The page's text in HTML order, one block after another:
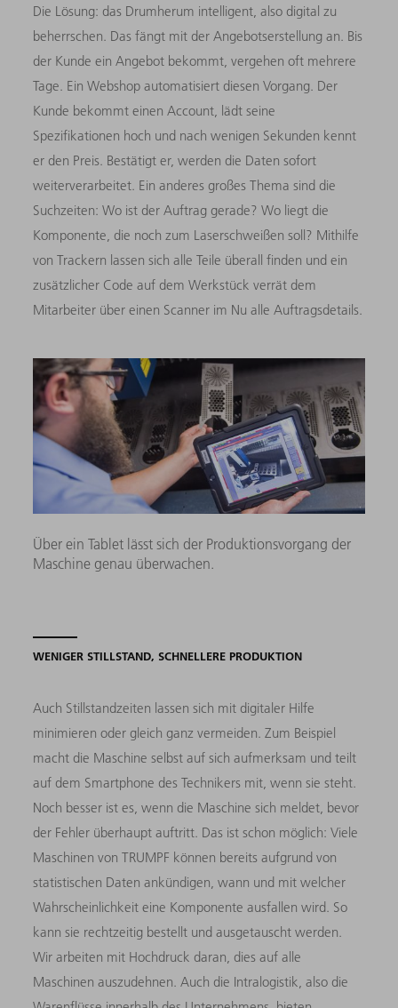
Die Lösung: das Drumherum intelligent, also digital zu
beherrschen. Das fängt mit der Angebotserstellung an. Bis
der Kunde ein Angebot bekommt, vergehen oft mehrere
Tage. Ein Webshop automatisiert diesen Vorgang. Der
Kunde bekommt einen Account, lädt seine
Spezifikationen hoch und nach wenigen Sekunden kennt
er den Preis. Bestätigt er, werden die Daten sofort
weiterverarbeitet. Ein anderes großes Thema sind die
Suchzeiten: Wo ist der Auftrag gerade? Wo liegt die
Komponente, die noch zum Laserschweißen soll? Mithilfe
von Trackern lassen sich alle Teile überall finden und ein
zusätzlicher Code auf dem Werkstück verrät dem
Mitarbeiter über einen Scanner im Nu alle Auftragsdetails.
Über ein Tablet lässt sich der Produktionsvorgang der
Maschine genau überwachen.
WENIGER STILLSTAND, SCHNELLERE PRODUKTION
Auch Stillstandzeiten lassen sich mit digitaler Hilfe
minimieren oder gleich ganz vermeiden. Zum Beispiel
macht die Maschine selbst auf sich aufmerksam und teilt
auf dem Smartphone des Technikers mit, wenn sie steht.
Noch besser ist es, wenn die Maschine sich meldet, bevor
der Fehler überhaupt auftritt. Das ist schon möglich: Viele
Maschinen von TRUMPF können bereits aufgrund von
statistischen Daten ankündigen, wann und mit welcher
Wahrscheinlichkeit eine Komponente ausfallen wird. So
kann sie rechtzeitig bestellt und ausgetauscht werden.
Wir arbeiten mit Hochdruck daran, dies auf alle
Maschinen auszudehnen. Auch die Intralogistik, also die